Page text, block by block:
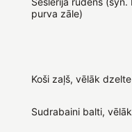
purva zāle)
Koši zaļš, vēlāk
Sudrabaini balti,